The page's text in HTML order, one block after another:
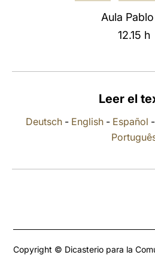
Aula
12.15 h
Leer el
Deutsch- English- Español -
Copyright © Dicasterio para la